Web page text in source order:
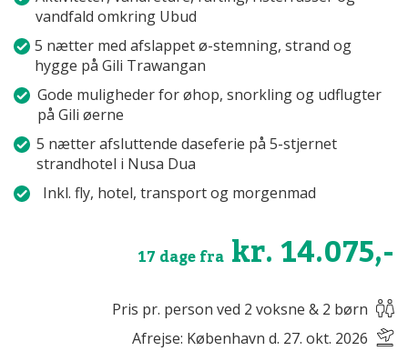
vandfald omkring Ubud
5 nætter med afslappet ø-stemning, strand og
hygge på Gili Trawangan
Gode muligheder for øhop, snorkling og udflugter
på Gili øerne
5 nætter afsluttende daseferie på 5-stjernet
strandhotel i Nusa Dua
Inkl. fly, hotel, transport og morgenmad
17 dage fra kr. 14.075,-
Pris pr. person ved 2 voksne & 2 børn
Afrejse: København d. 27. okt. 2026